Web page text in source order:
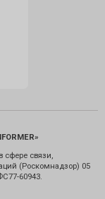
сфере связи,
(Роскомнадзор) 05
60943.